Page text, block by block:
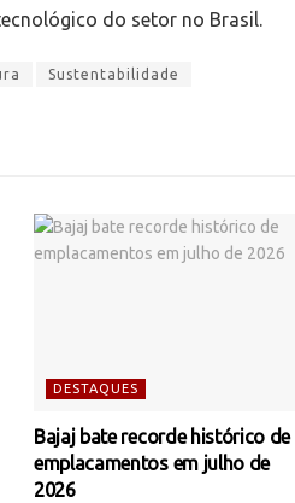
do setor no Brasil.
Sustentabilidade
DESTAQUES
Bajaj bate recorde histórico de
emplacamentos em julho de
2026